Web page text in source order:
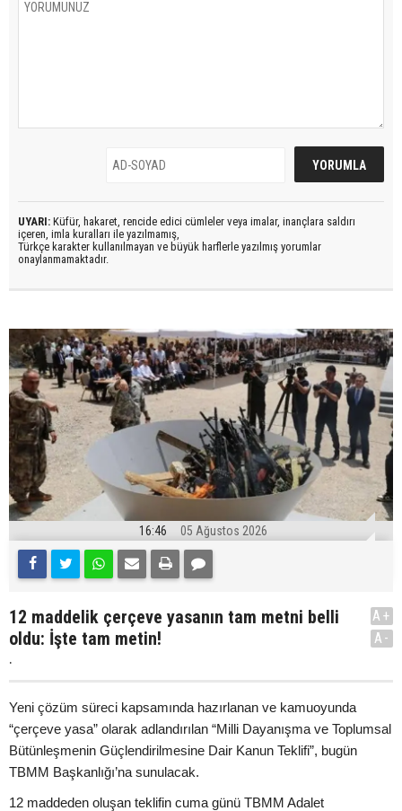
UYARI: Küfür, hakaret, rencide edici cümleler veya imalar, inançlara saldırı
içeren, imla kuralları ile yazılmamış,
Türkçe karakter kullanılmayan ve büyük harflerle yazılmış yorumlar
onaylanmamaktadır.
16:46 05 Ağustos 2026
12 maddelik çerçeve yasanın tam metni belli
oldu: İşte tam metin!
.
A+
A-
Yeni çözüm süreci kapsamında hazırlanan ve kamuoyunda
“çerçeve yasa” olarak adlandırılan “Milli Dayanışma ve Toplumsal
Bütünleşmenin Güçlendirilmesine Dair Kanun Teklifi”, bugün
TBMM Başkanlığı’na sunulacak.
12 maddeden oluşan teklifin cuma günü TBMM Adalet